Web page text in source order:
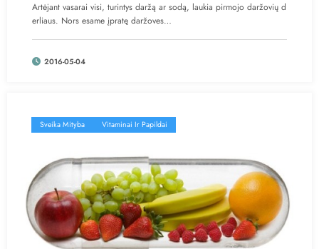
Artėjant vasarai visi, turintys daržą ar sodą, laukia pirmojo daržovių d
erliaus. Nors esame įpratę daržoves…
2016-05-04
Sveika Mityba Vitaminai Ir Papildai